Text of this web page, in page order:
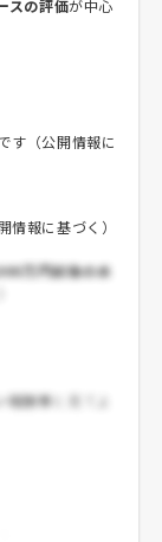
スの評価が中心
す（公開情報に
情報に基づく）
万円前後の水
報酬帯と見てよ